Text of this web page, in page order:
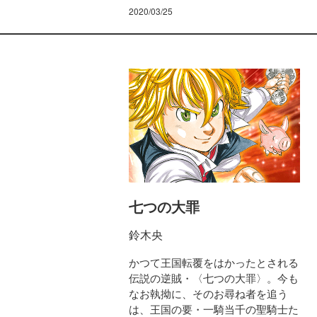
2020/03/25
七つの大罪
鈴木央
かつて王国転覆をはかったとされる
伝説の逆賊・〈七つの大罪〉。今も
なお執拗に、そのお尋ね者を追う
は、王国の要・一騎当千の聖騎士た